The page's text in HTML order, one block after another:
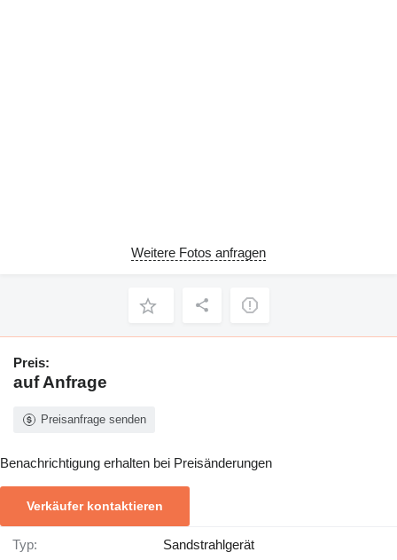
Weitere Fotos anfragen
Preis:
auf Anfrage
Preisanfrage senden
Benachrichtigung erhalten bei Preisänderungen
Verkäufer kontaktieren
Typ: Sandstrahlgerät